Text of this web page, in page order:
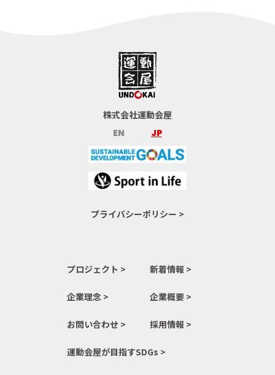
株式会社運動会屋
EN
JP
プライバシーポリシー >
プロジェクト > 新着情報 >
企業理念 > 企業概要 >
お問い合わせ > 採用情報 >
運動会屋が目指すSDGs >